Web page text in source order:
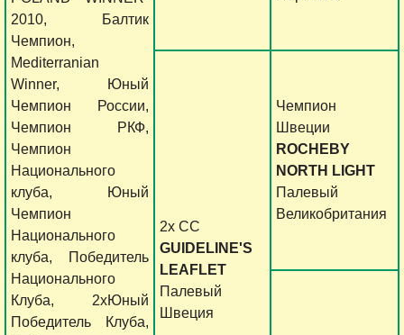
2010, Балтик
Чемпион,
Mediterranian
Winner, Юный
Чемпион России,
Чемпион РКФ,
Чемпион
Национального
клуба, Юный
Чемпион
Национального
клуба, Победитель
Национального
Клуба, 2хЮный
Победитель Клуба,
2x CC
GUIDELINE'S
LEAFLET
Палевый
Швеция
Чемпион
Швеции
ROCHEBY
NORTH LIGHT
Палевый
Великобритания